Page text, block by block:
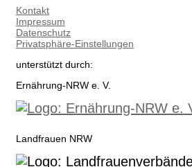
Kontakt
Impressum
Datenschutz
Privatsphäre-Einstellungen
unterstützt durch:
Ernährung-NRW e. V.
Landfrauen NRW